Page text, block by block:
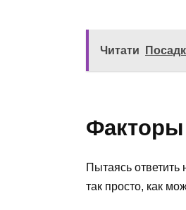
Читати
Пытаясь
так просто, как